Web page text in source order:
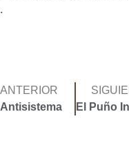
ANTERIOR
Antisistema